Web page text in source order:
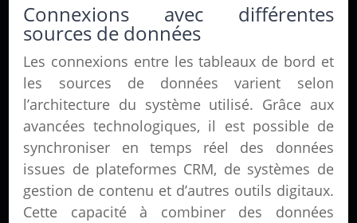
Connexions avec différentes
sources de données
Les connexions entre les tableaux de bord et
les sources de données varient selon
l’architecture du système utilisé. Grâce aux
avancées technologiques, il est possible de
synchroniser en temps réel des données
issues de plateformes CRM, de systèmes de
gestion de contenu et d’autres outils digitaux.
Cette capacité à combiner des données